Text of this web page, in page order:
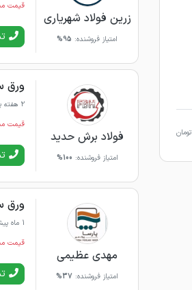
تومان
زرین فولاد شهریاری
امتیاز فروشنده: 95%
قیمت
فولاد برش حدید
امتیاز فروشنده: 100%
ورق سیاه 5 عرض
2 هفته پیش
قیمت
مهدی عظیمی
امتیاز فروشنده: 37%
ورق سیاه 5 عرض
1 ماه پیش
قیمت